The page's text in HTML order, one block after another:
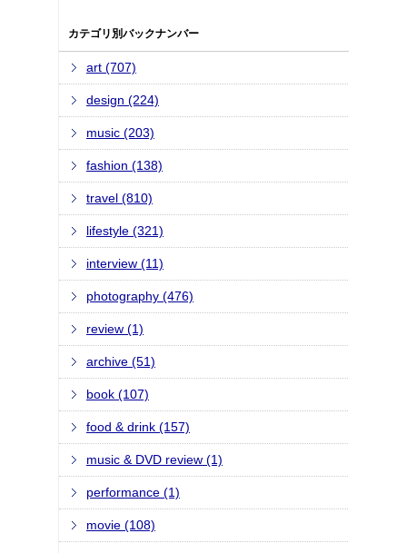
カテゴリ別バックナンバー
art (707)
design (224)
music (203)
fashion (138)
travel (810)
lifestyle (321)
interview (11)
photography (476)
review (1)
archive (51)
book (107)
food & drink (157)
music & DVD review (1)
performance (1)
movie (108)